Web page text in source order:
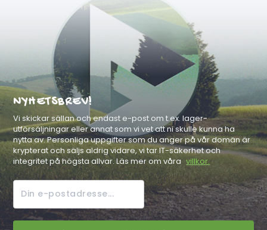
NYHETSBREV!
Vi skickar sällan och endast e-post om t.ex. lager-
utförsäljningar eller annat som vi vet att ni skulle kunna ha
nytta av. Personliga uppgifter som du anger på vår domän är
krypterat och säljs aldrig vidare, vi tar IT-säkerhet och
integritet på högsta allvar. Läs mer om våra villkor.